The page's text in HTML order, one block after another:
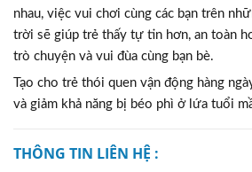
nhau, việc vui chơi cùng các bạn trên
trời sẽ giúp trẻ thấy tự tin hơn, an toàn
trò chuyện và vui đùa cùng bạn bè.
Tạo cho trẻ thói quen vận động hàng
và giảm khả năng bị béo phì ở lứa tuổi
THÔNG TIN LIÊN HỆ :